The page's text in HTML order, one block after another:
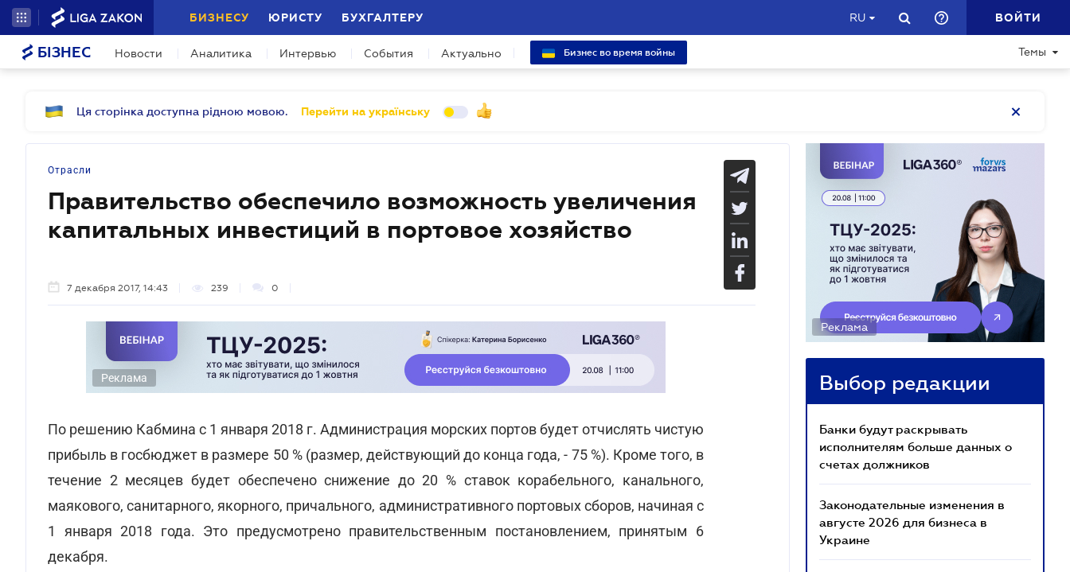
БИЗНЕСУ ЮРИСТУ БУХГАЛТЕРУ RU ВОЙТИ
БІЗНЕС Новости Аналитика Интервью События Актуально Бизнес во время войны Темы
Ця сторінка доступна рідною мовою. Перейти на українську
Отрасли
Правительство обеспечило возможность увеличения
капитальных инвестиций в портовое хозяйство
7 декабря 2017, 14:43 239 0
Реклама
По решению Кабмина с 1 января 2018 г. Администрация морских портов будет отчислять чистую
прибыль в госбюджет в размере 50 % (размер, действующий до конца года, - 75 %). Кроме того, в
течение 2 месяцев будет обеспечено снижение до 20 % ставок корабельного, канального,
маякового, санитарного, якорного, причального, административного портовых сборов, начиная с
1 января 2018 года. Это предусмотрено правительственным постановлением, принятым 6
декабря.
Реклама
Выбор редакции
Банки будут раскрывать
исполнителям больше данных о
счетах должников
Законодательные изменения в
августе 2026 для бизнеса в
Украине